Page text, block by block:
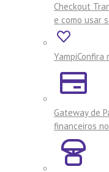
Checkout
e como usar
YampiConfira
Gateway de
financeiros